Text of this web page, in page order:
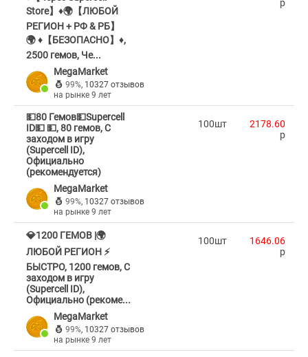
Store】♦️🌍【ЛЮБОЙ
РЕГИОН + РФ & РБ】
🌍 ♦️【БЕЗОПАСНО】♦️,
2500 гемов, Че...
MegaMarket
99%, 10327 отзывов
на рынке 9 лет
p
💵80 Гемов💵Supercell
ID💵 💵, 80 гемов, С
заходом в игру
(Supercell ID),
Официально
(рекомендуется)
MegaMarket
99%, 10327 отзывов
на рынке 9 лет
100шт
2178.60
p
💎1200 ГЕМОВ |🌍
ЛЮБОЙ РЕГИОН ⚡
БЫСТРО, 1200 гемов, С
заходом в игру
(Supercell ID),
Официально (рекоме...
MegaMarket
99%, 10327 отзывов
на рынке 9 лет
100шт
1646.06
p